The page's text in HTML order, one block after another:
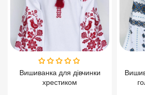
Вишиванка для дівчинки
хрестиком